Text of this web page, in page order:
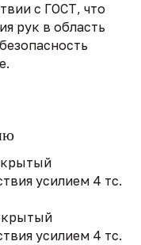
с ГОСТ, что
рук в область
усилием 4 тс.
усилием 4 тс.